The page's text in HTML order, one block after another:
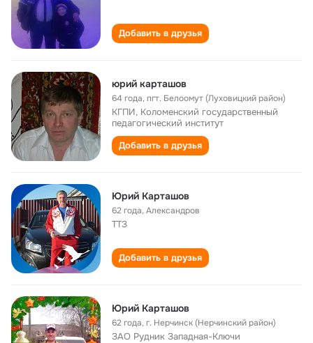
Добавить в друзья
юрий карташов
64 года,пгт. Белоомут (Луховицкий район)
КГПИ, Коломенский государственный
педагогический институт
Добавить в друзья
Юрий Карташов
62 года,Александров
ТТЗ
Добавить в друзья
Юрий Карташов
62 года,г. Нерчинск (Нерчинский район)
ЗАО Рудник Западная-Ключи